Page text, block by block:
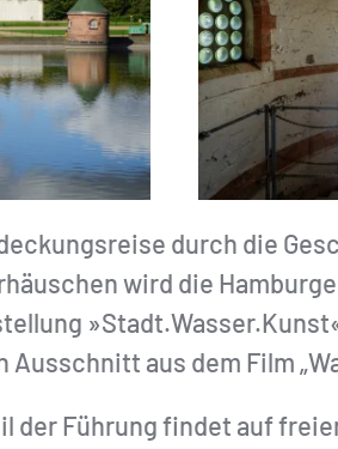
durch die
wird die
aus dem Film
der Führung findet auf